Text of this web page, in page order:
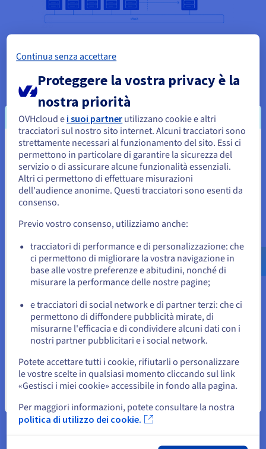
stati necessari alcuni tentativi. L’idea iniziale di
gestire i server in diverse localizzazioni nei
datacenter OVHcloud di Limburgo (vicino a
Francoforte) e Roubaix (Francia) per ottenere
georidondanza è stata abbandonata dopo i primi
test, perché la banda passante e la latenza per le
operazioni pianificate di un cluster Kubernetes
hanno generato un collo di bottiglia. Il problema è
stato rapidamente risolto trasferendo tutti e
cinque i server a Limburgo in sale server separate
e mantenendo a Roubaix solo i server di backup.
Con queste risorse così estese (server con CPU e
memoria elevate, alta connettività tra i sistemi),
DAM United è riuscita a creare e gestire un cluster
Kubernetes scalabile e ad alte prestazioni. In
questo modo il provider di servizi IT può creare
senza dover noleggiare sistematicamente nuovo
hardware. La soluzione resta però espandibile se
necessario, grazie alla possibilità di richiedere
veloce con OVHcloud.
Il cluster Kubernetes è dedicato principalmente
all'hosting dei servizi sviluppati internamente da
DAM United, perché è particolarmente importante
Sembra che la tua localizzazione sia
Stati Uniti
Per effettuare un ordine da Stati Uniti, è necessario accedere al
sito web del Paese e creare un account.
Vai al sito Stati Uniti
us.ovhcloud.com/
Inglese USD - $
o
Resta sul sito web attuale
Seleziona un altro sito web
Continua senza accettare
Proteggere la vostra privacy è la
nostra priorità
OVHcloud ei suoi partnerutilizzano cookie e altri
tracciatori sul nostro sito internet. Alcuni tracciatori sono
strettamente necessari al funzionamento del sito. Essi ci
permettono in particolare di garantire la sicurezza del
servizio o di assicurare alcune funzionalità essenziali.
Altri ci permettono di effettuare misurazioni
dell'audience anonime. Questi tracciatori sono esenti da
consenso.
Previo vostro consenso, utilizziamo anche:
tracciatori di performance e di personalizzazione: che
ci permettono di migliorare la vostra navigazione in
base alle vostre preferenze e abitudini, nonché di
misurare la performance delle nostre pagine;
e tracciatori di social network e di partner terzi: che ci
permettono di diffondere pubblicità mirate, di
misurarne l'efficacia e di condividere alcuni dati con i
nostri partner pubblicitari e i social network.
Potete accettare tutti i cookie, rifiutarli o personalizzare
le vostre scelte in qualsiasi momento cliccando sul link
«Gestisci i miei cookie» accessibile in fondo alla pagina.
Per maggiori informazioni, potete consultare la nostra
politica di utilizzo dei cookie.